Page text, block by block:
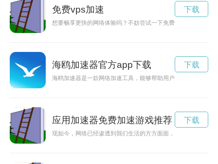
免费vps加速
想要畅享更快的网络体验吗？不妨尝试一下免费的加速器。本
下载
海鸥加速器官方app下载
海鸥加速器是一款网络加速工具，能够帮助用户加快网络连接
下载
应用加速器免费加速游戏推荐
现如今，网络已经渗透到我们生活的方方面面，而应用加速器
下载